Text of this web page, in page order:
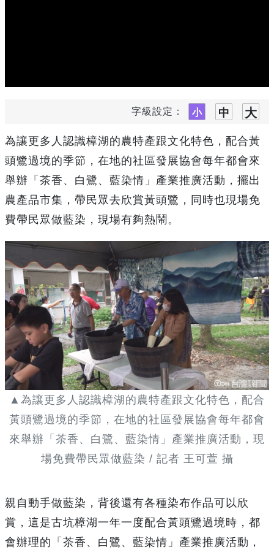
字級設定：
為讓更多人認識樟湖的農特產跟文化特色，配合黃
頭鷺過境的季節，在地的社區發展協會每年都會來
舉辦「茶香、白鷺、藍染情」產業推廣活動，擺出
農產品市集，帶民眾去欣賞黃頭鷺，同時也現場免
費帶民眾做藍染，現場有夠熱鬧。
▲為讓更多人認識樟湖的農特產跟文化特色，配合
黃頭鷺過境的季節，在地的社區發展協會每年都會
來舉辦「茶香、白鷺、藍染情」產業推廣活動，現
場免費帶民眾做藍染 / 記者 王可萱 攝
親自動手做藍染，背後還有各種染布作品可以欣
賞，這是古坑樟湖一年一度配合黃頭鷺過境時，都
會辦理的「茶香、白鷺、藍染情」產業推廣活動，